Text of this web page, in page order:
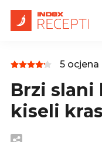
5 ocjena
Brzi slani
kiseli